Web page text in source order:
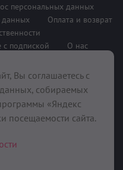
персональных данных
данных
Оплата и возврат
с подпиской О нас
Вы соглашаетесь с
собираемых
«Яндекс
посещаемости сайта.